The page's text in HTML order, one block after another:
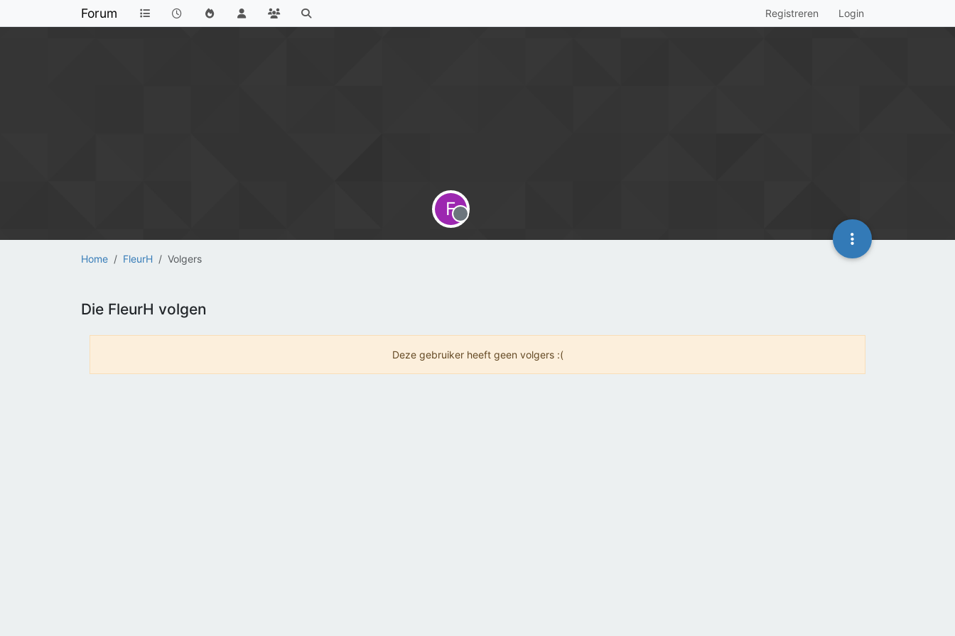
Forum Registreren Login
Home FleurH Volgers
F
Offline
Die FleurH volgen
Deze gebruiker heeft geen volgers :(